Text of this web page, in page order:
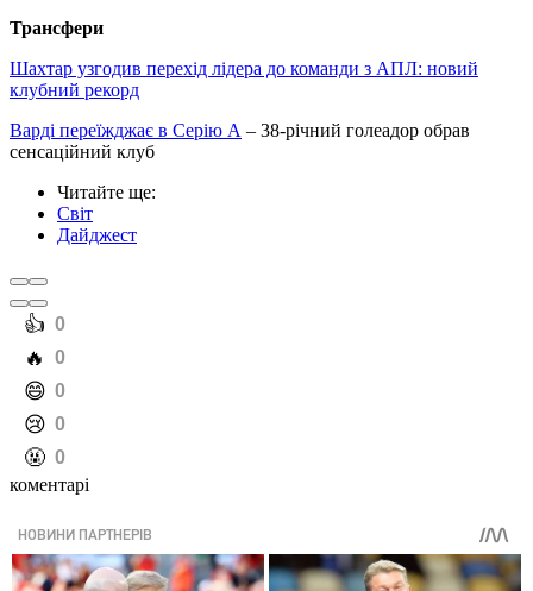
Трансфери
Шахтар узгодив перехід лідера до команди з АПЛ: новий
клубний рекорд
Варді переїжджає в Серію А – 38-річний голеадор обрав
сенсаційний клуб
Читайте ще:
Світ
Дайджест
️👍 0
️🔥 0
️😄 0
️😢 0
️🤬 0
коментарі